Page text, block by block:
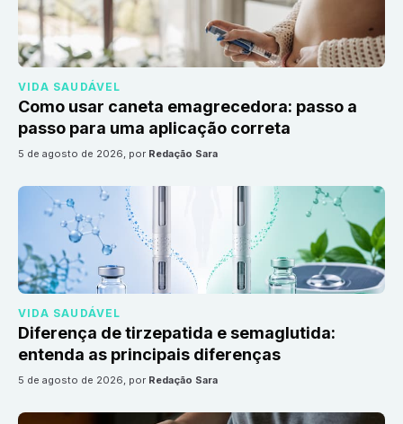
VIDA SAUDÁVEL
Como usar caneta emagrecedora: passo a
passo para uma aplicação correta
5 de agosto de 2026, por Redação Sara
VIDA SAUDÁVEL
Diferença de tirzepatida e semaglutida:
entenda as principais diferenças
5 de agosto de 2026, por Redação Sara